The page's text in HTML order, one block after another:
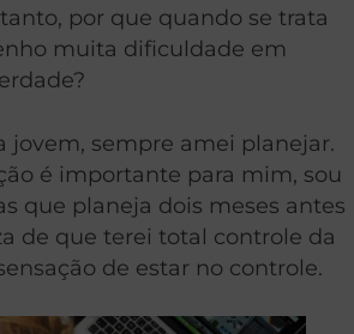
por que quando se trata
muita dificuldade em
jovem, sempre amei planejar.
é importante para mim, sou
que planeja dois meses antes
de que terei total controle da
de estar no controle.